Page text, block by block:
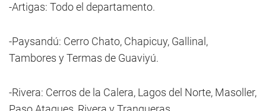
-Artigas: Todo el departamento.
-Paysandú: Cerro Chato, Chapicuy, Gallinal,
Tambores y Termas de Guaviyú.
-Rivera: Cerros de la Calera, Lagos del Norte, Masoller,